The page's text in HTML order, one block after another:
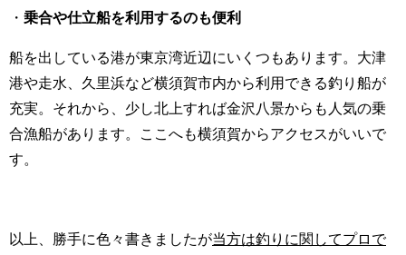
・ 乗合や仕立船を利用するのも便利
船を出している港が東京湾近辺にいくつもあります。大津
港や走水、久里浜など横須賀市内から利用できる釣り船が
充実。それから、少し北上すれば金沢八景からも人気の乗
合漁船があります。ここへも横須賀からアクセスがいいで
す。
以上、勝手に色々書きましたが当方は釣りに関してプロで